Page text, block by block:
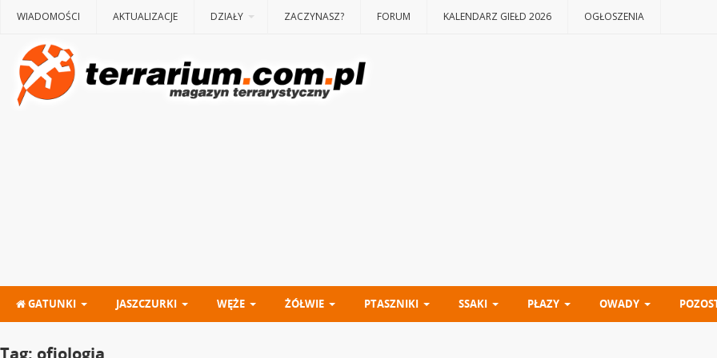
WIADOMOŚCI AKTUALIZACJE DZIAŁY ZACZYNASZ? FORUM KALENDARZ GIEŁD 2026 OGŁOSZENIA
GATUNKI JASZCZURKI WĘŻE ŻÓŁWIE PTASZNIKI SSAKI PŁAZY OWADY
Tag: ofiologia